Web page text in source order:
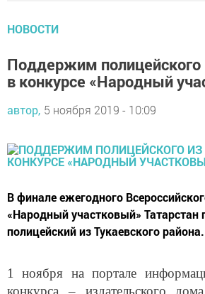
НОВОСТИ
Поддержим полицейского
в конкурсе «Народный
автор, 5 ноября 2019 - 10:09
В финале ежегодного
«Народный участковый» Татарстан
полицейский из Тукаевского района.
1 ноября на портале
конкурса – издательского